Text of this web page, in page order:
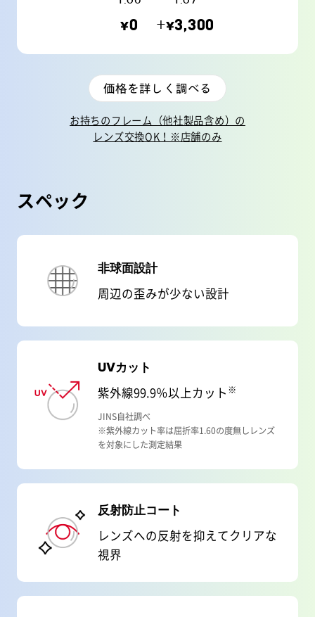
¥0 +¥3,300
価格を詳しく調べる
お持ちのフレーム（他社製品含め）の
レンズ交換OK！※店舗のみ
スペック
非球面設計
周辺の歪みが少ない設計
UVカット
紫外線99.9％以上カット ※
JINS自社調べ
※紫外線カット率は屈折率1.60の度無しレンズ
を対象にした測定結果
反射防止コート
レンズへの反射を抑えてクリアな
視界